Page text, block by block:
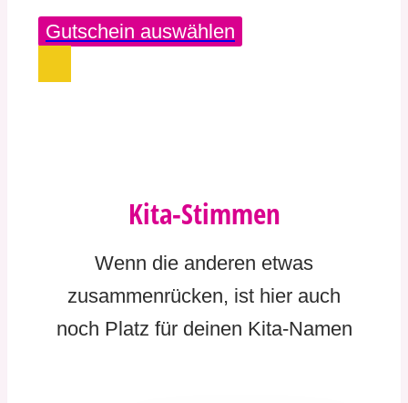
Gutschein auswählen
Kita-Stimmen​
Wenn die anderen etwas
zusammenrücken, ist hier auch
noch Platz für deinen Kita-Namen